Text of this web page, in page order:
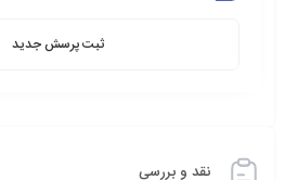
ثبت پرسش جدید
نقد و بررسی